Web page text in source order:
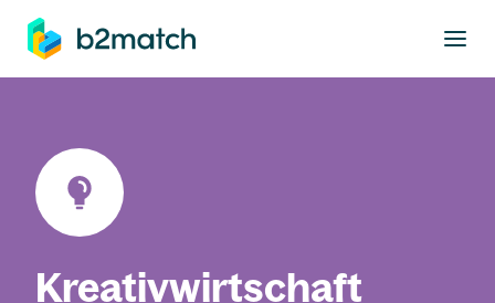
springen
Kreativwirtschaft